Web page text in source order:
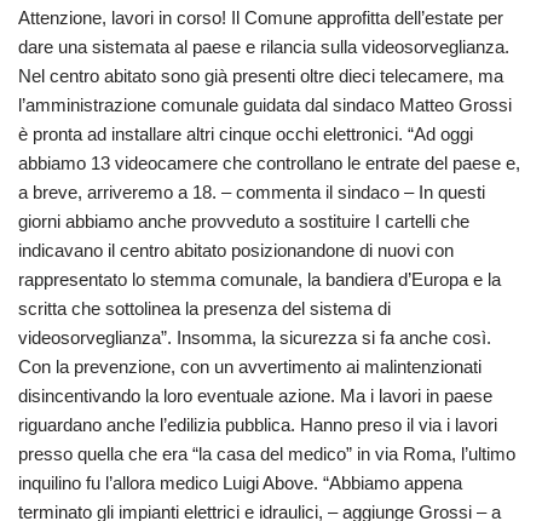
Attenzione, lavori in corso! Il Comune approfitta dell’estate per
dare una sistemata al paese e rilancia sulla videosorveglianza.
Nel centro abitato sono già presenti oltre dieci telecamere, ma
l’amministrazione comunale guidata dal sindaco Matteo Grossi
è pronta ad installare altri cinque occhi elettronici. “Ad oggi
abbiamo 13 videocamere che controllano le entrate del paese e,
a breve, arriveremo a 18. – commenta il sindaco – In questi
giorni abbiamo anche provveduto a sostituire I cartelli che
indicavano il centro abitato posizionandone di nuovi con
rappresentato lo stemma comunale, la bandiera d’Europa e la
scritta che sottolinea la presenza del sistema di
videosorveglianza”. Insomma, la sicurezza si fa anche così.
Con la prevenzione, con un avvertimento ai malintenzionati
disincentivando la loro eventuale azione. Ma i lavori in paese
riguardano anche l’edilizia pubblica. Hanno preso il via i lavori
presso quella che era “la casa del medico” in via Roma, l’ultimo
inquilino fu l’allora medico Luigi Above. “Abbiamo appena
terminato gli impianti elettrici e idraulici, – aggiunge Grossi – a